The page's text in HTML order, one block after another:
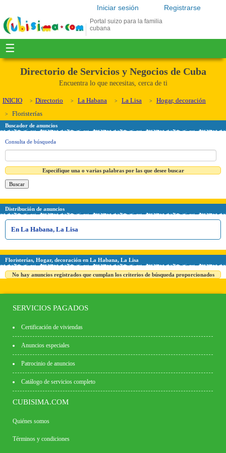
Registrarse
Iniciar sesión
Portal suizo para la familia
cubana
☰
Directorio de Servicios y Negocios de Cuba
Encuentra lo que necesitas, cerca de ti
INICIO Directorio La Habana La Lisa
Hogar, decoración
Floristerías
Buscador de anuncios
Consulta de búsqueda
Especifique una o varias palabras por las que desee buscar
Distribución de anuncios
En La Habana, La Lisa
Floristerías, Hogar, decoración en La Habana, La Lisa
No hay anuncios registrados que cumplan los criterios de búsqueda proporcionados
SERVICIOS PAGADOS
Certificación de viviendas
Anuncios especiales
Patrocinio de anuncios
Catálogo de servicios completo
CUBISIMA.COM
Quiénes somos
Términos y condiciones